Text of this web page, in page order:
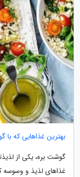
بهترین غذاهایی که
گوشت بره، یکی از
غذاهای لذیذ و وسوسه